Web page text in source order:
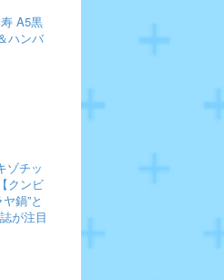
A5黒
ハンバ
ゾチッ
クンビ
鍋”と
が注目